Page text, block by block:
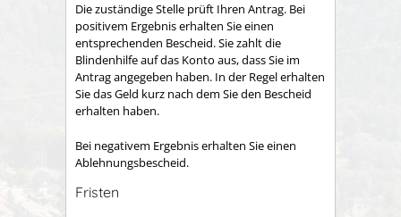
Die zuständige Stelle prüft Ihren Antrag. Bei
positivem Ergebnis erhalten Sie einen
entsprechenden Bescheid. Sie zahlt die
Blindenhilfe auf das Konto aus, dass Sie im
Antrag angegeben haben. In der Regel erhalten
Sie das Geld kurz nach dem Sie den Bescheid
erhalten haben.
Bei negativem Ergebnis erhalten Sie einen
Ablehnungsbescheid.
Fristen